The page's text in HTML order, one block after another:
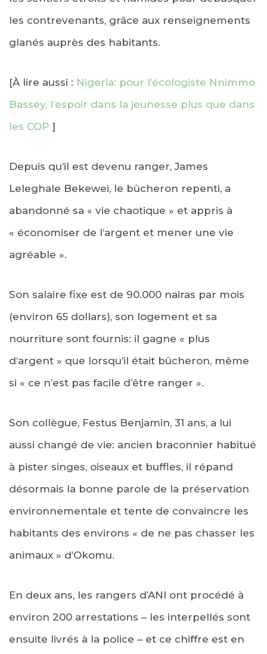
les contrevenants, grâce aux renseignements
glanés auprès des habitants.
[À lire aussi : Nigeria: pour l’écologiste Nnimmo
Bassey, l’espoir dans la jeunesse plus que dans
les COP ]
Depuis qu’il est devenu ranger, James
Leleghale Bekewei, le bûcheron repenti, a
abandonné sa « vie chaotique » et appris à
« économiser de l’argent et mener une vie
agréable ».
Son salaire fixe est de 90.000 nairas par mois
(environ 65 dollars), son logement et sa
nourriture sont fournis: il gagne « plus
d’argent » que lorsqu’il était bûcheron, même
si « ce n’est pas facile d’être ranger ».
Son collègue, Festus Benjamin, 31 ans, a lui
aussi changé de vie: ancien braconnier habitué
à pister singes, oiseaux et buffles, il répand
désormais la bonne parole de la préservation
environnementale et tente de convaincre les
habitants des environs « de ne pas chasser les
animaux » d’Okomu.
En deux ans, les rangers d’ANI ont procédé à
environ 200 arrestations – les interpellés sont
ensuite livrés à la police – et ce chiffre est en